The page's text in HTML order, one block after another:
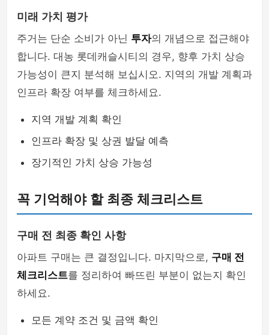
미래 가치 평가
주거는 단순 소비가 아닌 투자의 개념으로 접근해야
합니다. 대농 롯데캐슬시티의 경우, 향후 가치 상승
가능성이 큰지 분석해 보십시오. 지역의 개발 계획과
인프라 확장 여부를 체크하세요.
지역 개발 계획 확인
인프라 확장 및 상권 발달 예측
장기적인 가치 상승 가능성
꼭 기억해야 할 최종 체크리스트
구매 전 최종 확인 사항
아파트 구매는 큰 결정입니다. 마지막으로, 구매 전
체크리스트를 정리하여 빠뜨린 부분이 없는지 확인
하세요.
모든 계약 조건 및 금액 확인